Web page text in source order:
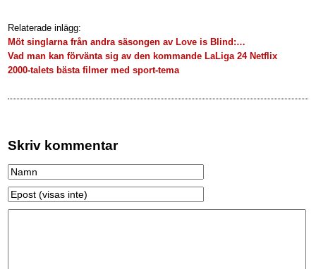
Relaterade inlägg:
Möt singlarna från andra säsongen av Love is Blind:…
Vad man kan förvänta sig av den kommande LaLiga 24 Netflix
2000-talets bästa filmer med sport-tema
Skriv kommentar